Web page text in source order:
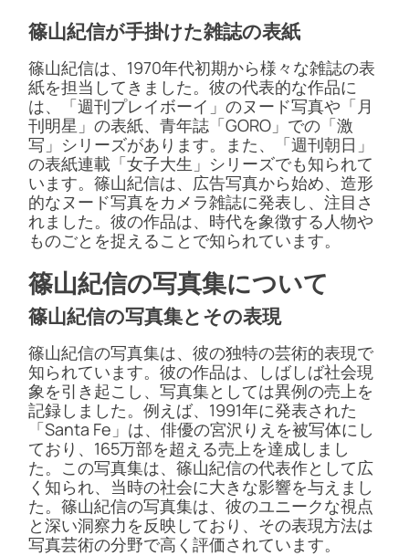
篠山紀信が手掛けた雑誌の表紙
篠山紀信は、1970年代初期から様々な雑誌の表
紙を担当してきました。彼の代表的な作品に
は、「週刊プレイボーイ」のヌード写真や「月
刊明星」の表紙、青年誌「GORO」での「激
写」シリーズがあります。また、「週刊朝日」
の表紙連載「女子大生」シリーズでも知られて
います。篠山紀信は、広告写真から始め、造形
的なヌード写真をカメラ雑誌に発表し、注目さ
れました。彼の作品は、時代を象徴する人物や
ものごとを捉えることで知られています。
篠山紀信の写真集について
篠山紀信の写真集とその表現
篠山紀信の写真集は、彼の独特の芸術的表現で
知られています。彼の作品は、しばしば社会現
象を引き起こし、写真集としては異例の売上を
記録しました。例えば、1991年に発表された
「Santa Fe」は、俳優の宮沢りえを被写体にし
ており、165万部を超える売上を達成しまし
た。この写真集は、篠山紀信の代表作として広
く知られ、当時の社会に大きな影響を与えまし
た。篠山紀信の写真集は、彼のユニークな視点
と深い洞察力を反映しており、その表現方法は
写真芸術の分野で高く評価されています。